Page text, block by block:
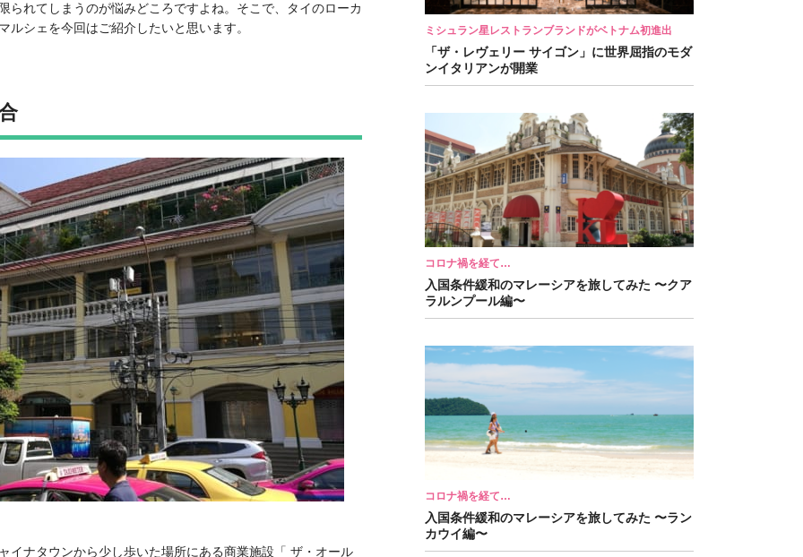
られてしまうのが悩みどころですよね。そこで、タイのローカ
シェを今回はご紹介したいと思います。
イナタウンから少し歩いた場所にある商業施設「 ザ・オール
ミシュラン星レストランブランドがベトナム初進出
「ザ・レヴェリー サイゴン」に世界屈指のモダ
ンイタリアンが開業
コロナ禍を経て…
入国条件緩和のマレーシアを旅してみた 〜クア
ラルンプール編〜
コロナ禍を経て…
入国条件緩和のマレーシアを旅してみた 〜ラン
カウイ編〜